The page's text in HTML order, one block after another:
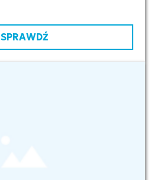
SPRAWDŹ